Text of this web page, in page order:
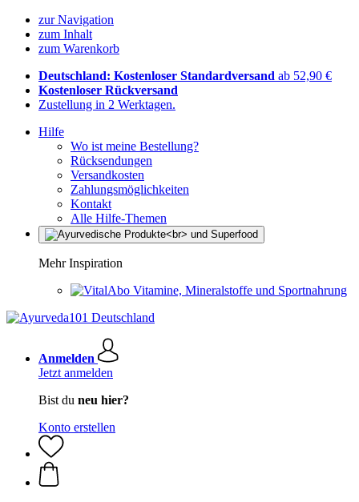
zur Navigation
zum Inhalt
zum Warenkorb
Deutschland: Kostenloser Standardversand ab 52,90 €
Kostenloser Rückversand
Zustellung in 2 Werktagen.
Hilfe
Wo ist meine Bestellung?
Rücksendungen
Versandkosten
Zahlungsmöglichkeiten
Kontakt
Alle Hilfe-Themen
Mehr Inspiration
Vitamine, Mineralstoffe und Sportnahrung
Anmelden
Jetzt anmelden
Bist du neu hier?
Konto erstellen